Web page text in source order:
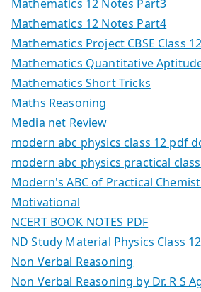
Mathematics 12 Notes Part3
Mathematics 12 Notes Part4
Mathematics Project CBSE Class 12
Mathematics Quantitative
Mathematics Short Tricks
Maths Reasoning
Media net Review
modern abc physics class 12 pdf
modern abc physics practical
Modern's ABC of Practical
Motivational
NCERT BOOK NOTES PDF
ND Study Material Physics Class 12
Non Verbal Reasoning
Non Verbal Reasoning by Dr. R S